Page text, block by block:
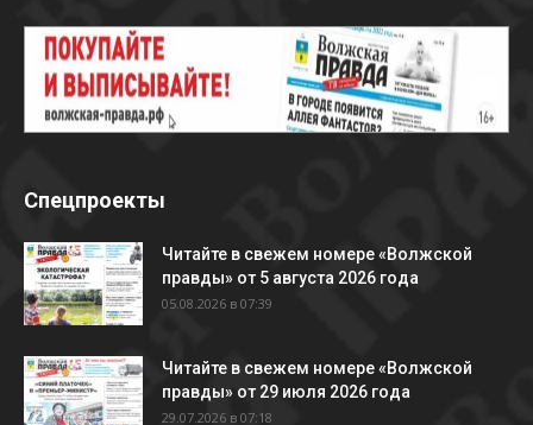
Спецпроекты
Читайте в свежем номере «Волжской
правды» от 5 августа 2026 года
05.08.2026 в 07:39
Читайте в свежем номере «Волжской
правды» от 29 июля 2026 года
29.07.2026 в 07:18